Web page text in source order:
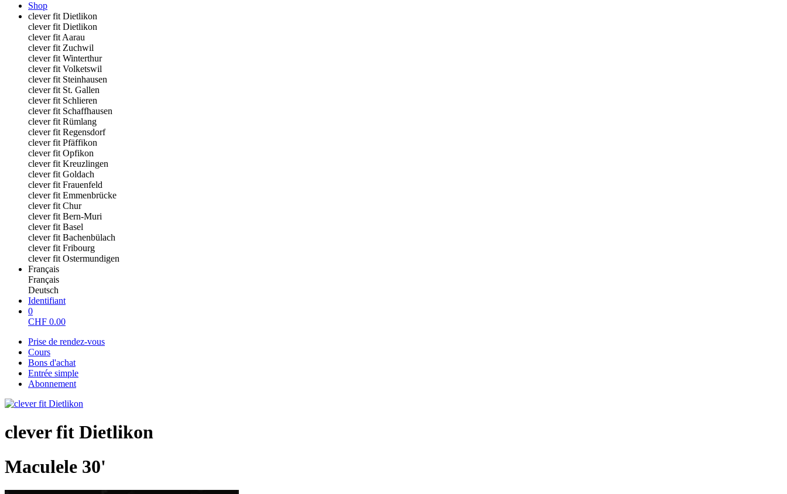
Shop
clever fit Dietlikon
clever fit Dietlikon
clever fit Aarau
clever fit Zuchwil
clever fit Winterthur
clever fit Volketswil
clever fit Steinhausen
clever fit St. Gallen
clever fit Schlieren
clever fit Schaffhausen
clever fit Rümlang
clever fit Regensdorf
clever fit Pfäffikon
clever fit Opfikon
clever fit Kreuzlingen
clever fit Goldach
clever fit Frauenfeld
clever fit Emmenbrücke
clever fit Chur
clever fit Bern-Muri
clever fit Basel
clever fit Bachenbülach
clever fit Fribourg
clever fit Ostermundigen
Français
Français
Deutsch
Identifiant
0
CHF 0.00
Prise de rendez-vous
Cours
Bons d'achat
Entrée simple
Abonnement
clever fit Dietlikon
Maculele 30'